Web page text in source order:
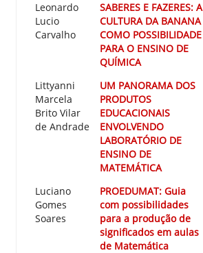
Leonardo
Lucio
Carvalho
SABERES E FAZERES: A
CULTURA DA BANANA
COMO POSSIBILIDADE
PARA O ENSINO DE
QUÍMICA
Littyanni
Marcela
Brito Vilar
de Andrade
UM PANORAMA DOS
PRODUTOS
EDUCACIONAIS
ENVOLVENDO
LABORATÓRIO DE
ENSINO DE
MATEMÁTICA
Luciano
Gomes
Soares
PROEDUMAT: Guia
com possibilidades
para a produção de
significados em aulas
de Matemática